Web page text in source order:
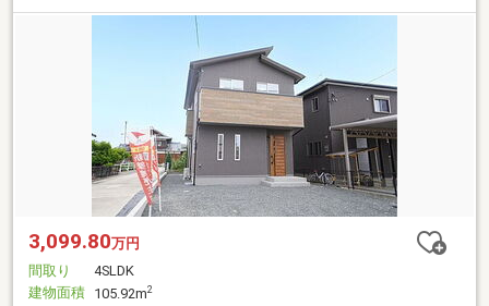
3,099.80万円
間取り
4SLDK
建物面積 105.92m2